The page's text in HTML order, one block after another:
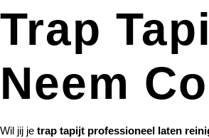
Trap
Neem
Wil jij je trap tapijt professioneel laten